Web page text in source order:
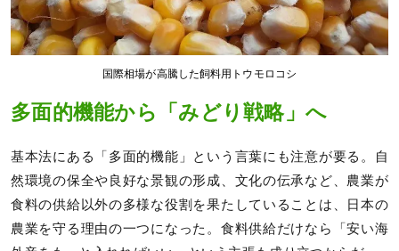
国際相場が高騰した飼料用トウモロコシ
多面的機能から「みどり戦略」へ
基本法にある「多面的機能」という言葉にも注意が要る。自
然環境の保全や良好な景観の形成、文化の伝承など、農業が
食料の供給以外の多様な役割を果たしていることは、日本の
農業を守る理由の一つになった。食料供給だけなら「安い海